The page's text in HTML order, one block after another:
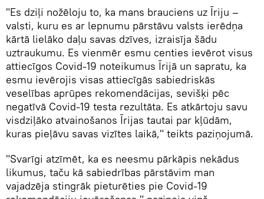
"Es dziļi nožēloju to, ka mans brauciens uz Īriju –
valsti, kuru es ar lepnumu pārstāvu valsts ierēdņa
kārtā lielāko daļu savas dzīves, izraisīja šādu
uztraukumu. Es vienmēr esmu centies ievērot visus
attiecīgos Covid-19 noteikumus Īrijā un sapratu, ka
esmu ievērojis visas attiecīgās sabiedriskās
veselības aprūpes rekomendācijas, sevišķi pēc
negatīvā Covid-19 testa rezultāta. Es atkārtoju savu
visdziļāko atvainošanos Īrijas tautai par kļūdām,
kuras pieļāvu savas vizītes laikā," teikts paziņojumā.
"Svarīgi atzīmēt, ka es neesmu pārkāpis nekādus
likumus, taču kā sabiedrības pārstāvim man
vajadzēja stingrāk pieturēties pie Covid-19